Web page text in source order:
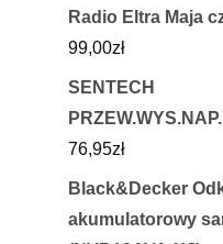
Radio Eltra Maja
99,00zł
SENTECH
76,95zł
Black&Decker
akumulatorowy